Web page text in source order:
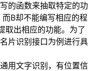
的函数来抽取特定的功
B却不能编写相应的程
取出相应的功能。为了
片识别接口为例进行具
用文字识别，有位置信